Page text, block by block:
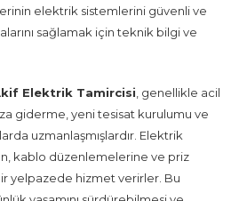
elektrik sistemlerini güvenli ve
sağlamak için teknik bilgi ve
Elektrik Tamircisi , genellikle acil
giderme, yeni tesisat kurulumu ve
uzmanlaşmışlardır. Elektrik
kablo düzenlemelerine ve priz
yelpazede hizmet verirler. Bu